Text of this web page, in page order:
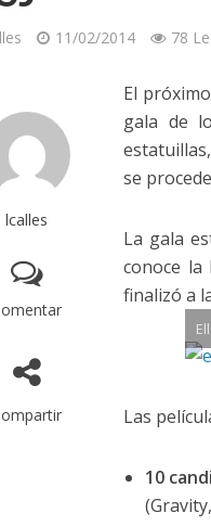
11/02/2014 78
lcalles
El
gala de
se
La gala
conoce
finalizó a
Las
10